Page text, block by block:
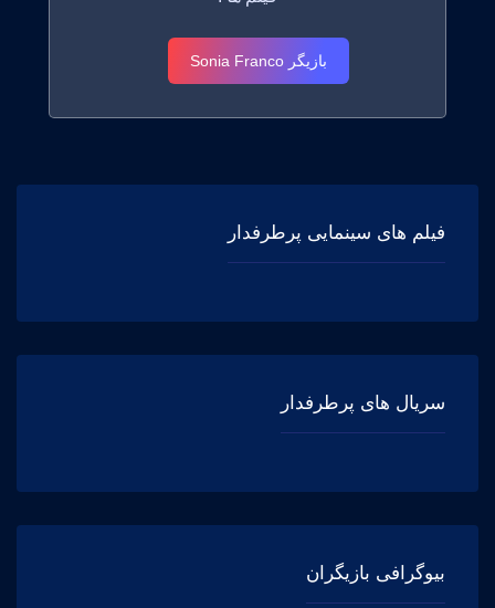
فیلم های سینمایی پرطرفدار
سریال های پرطرفدار
بیوگرافی بازیگران
بازیگر Sonia Franco